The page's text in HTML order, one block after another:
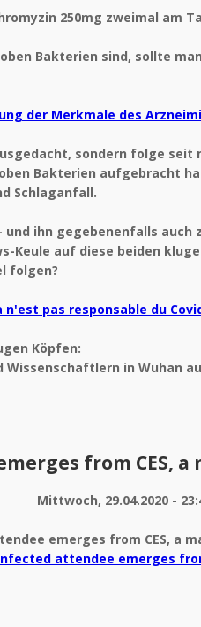
250mg zweimal am
Bakterien sind, sollte
der Merkmale des
sondern folge seit
Bakterien aufgebracht
Schlaganfall.
ihn gegebenenfalls
Keule auf diese beiden
folgen?
pas responsable du
Köpfen:
in Wuhan
from CES,
Mittwoch, 29.04.2020 -
attendee emerges